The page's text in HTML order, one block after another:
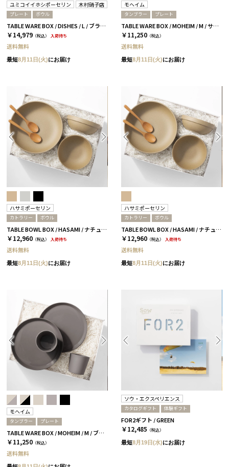
ユミコイイホシポーセリン 木村硝子店
プレート ボウル
TABLE WARE BOX / DISHES / L / ブラウン＆ダークグレー［イイホシユミコ×木村硝子店］
￥14,979 （税込） 入荷待ち
送料無料
最短8月11日(火)にお届け
モヘイム
タンブラー プレート
TABLE WARE BOX / MOHEIM / M / サンドホワイト
￥11,250 （税込）
送料無料
最短8月11日(火)にお届け
ハサミポーセリン
カトラリー ボウル
TABLE BOWL BOX / HASAMI / ナチュラル［ハサミポーセリン］
￥12,960 （税込） 入荷待ち
送料無料
最短8月11日(火)にお届け
ハサミポーセリン
カトラリー ボウル
TABLE BOWL BOX / HASAMI / ナチュラル［ハサミポーセリン］
￥12,960 （税込） 入荷待ち
送料無料
最短8月11日(火)にお届け
モヘイム
タンブラー プレート
TABLE WARE BOX / MOHEIM / M / ブラック
￥11,250 （税込）
送料無料
ソウ・エクスペリエンス
カタログギフト 体験ギフト
FOR2ギフト / GREEN
￥12,485 （税込）
最短8月19日(水)にお届け